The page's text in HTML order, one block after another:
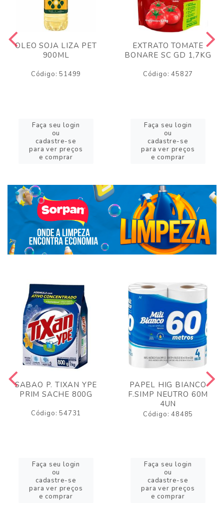
OLEO SOJA LIZA PET
900ML
Código: 51499
Faça seu login
ou
cadastre-se
para ver preços
e comprar
EXTRATO TOMATE
BONARE SC GD 1,7KG
Código: 45827
Faça seu login
ou
cadastre-se
para ver preços
e comprar
SABAO P. TIXAN YPE
PRIM SACHE 800G
Código: 54731
Faça seu login
ou
cadastre-se
para ver preços
e comprar
PAPEL HIG BIANCO
F.SIMP NEUTRO 60M
4UN
Código: 48485
Faça seu login
ou
cadastre-se
para ver preços
e comprar